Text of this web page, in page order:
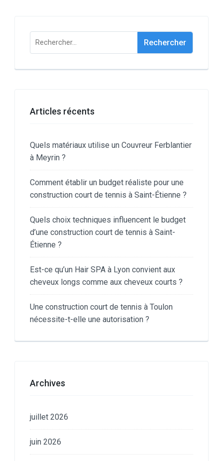
Rechercher :
Articles récents
Quels matériaux utilise un Couvreur Ferblantier
à Meyrin ?
Comment établir un budget réaliste pour une
construction court de tennis à Saint-Étienne ?
Quels choix techniques influencent le budget
d’une construction court de tennis à Saint-
Étienne ?
Est-ce qu’un Hair SPA à Lyon convient aux
cheveux longs comme aux cheveux courts ?
Une construction court de tennis à Toulon
nécessite-t-elle une autorisation ?
Archives
juillet 2026
juin 2026